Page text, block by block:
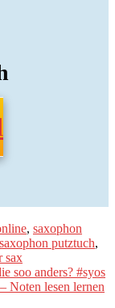
, saxophon
saxophon putztuch,
sax
soo anders? #syos
Noten lesen lernen